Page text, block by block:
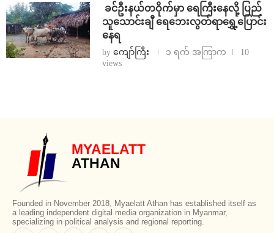
⁩ ⁨ခင်ဦးနယ်တဝိုက်မှာ ရေကြီးနေလို့ ပြည်
သူသောင်းချီ ရေဘေးလွတ်ရာရွှေ့ပြောင်း
နေရ
by ကျော်ကြီး ၁ ရက် အကြာက
10
views
MYAELATT
ATHAN
Founded in November 2018, Myaelatt Athan has established itself as
a leading independent digital media organization in Myanmar,
specializing in political analysis and regional reporting.